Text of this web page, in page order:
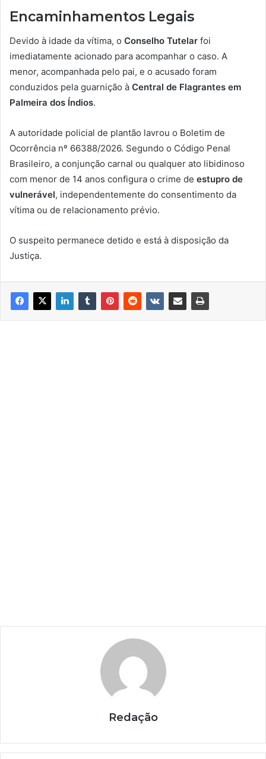
Encaminhamentos Legais
Devido à idade da vítima, o Conselho Tutelar foi
imediatamente acionado para acompanhar o caso. A
menor, acompanhada pelo pai, e o acusado foram
conduzidos pela guarnição à Central de Flagrantes em
Palmeira dos Índios.
A autoridade policial de plantão lavrou o Boletim de
Ocorrência nº 66388/2026. Segundo o Código Penal
Brasileiro, a conjunção carnal ou qualquer ato libidinoso
com menor de 14 anos configura o crime de estupro de
vulnerável, independentemente do consentimento da
vítima ou de relacionamento prévio.
O suspeito permanece detido e está à disposição da
Justiça.
Redação